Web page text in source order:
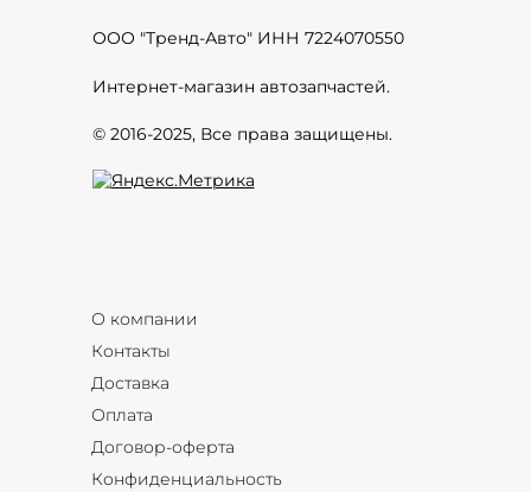
ООО "Тренд-Авто" ИНН 7224070550
Интернет-магазин автозапчастей.
© 2016-2025, Все права защищены.
О компании
Контакты
Доставка
Оплата
Договор-оферта
Конфиденциальность